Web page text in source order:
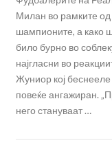
Милан во рамките од
шампионите, а како
било бурно во
најгласни во
Жуниор кој
повеќе ангажиран.
него стануваат …